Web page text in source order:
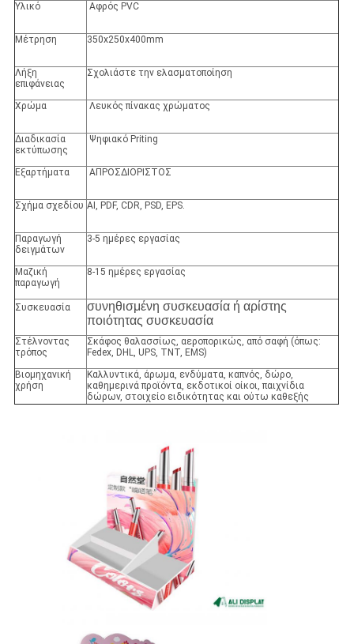
Υλικό
Αφρός PVC
Μέτρηση 350x250x400mm
Λήξη
επιφάνειας
Σχολιάστε την ελασματοποίηση
Χρώμα Λευκός πίνακας χρώματος
Διαδικασία
εκτύπωσης
Ψηφιακό Priting
Εξαρτήματα ΑΠΡΟΣΔΙΟΡΙΣΤΟΣ
Σχήμα σχεδίου AI, PDF, CDR, PSD, EPS.
Παραγωγή
δειγμάτων
3-5 ημέρες εργασίας
Μαζική
παραγωγή
8-15 ημέρες εργασίας
Συσκευασία
συνηθισμένη συσκευασία ή αρίστης
ποιότητας συσκευασία
Στέλνοντας
τρόπος
Σκάφος θαλασσίως, αεροπορικώς, από σαφή (όπως:
Fedex, DHL, UPS, TNT, EMS)
Βιομηχανική
χρήση
Καλλυντικά, άρωμα, ενδύματα, καπνός, δώρο,
καθημερινά προϊόντα, εκδοτικοί οίκοι, παιχνίδια
δώρων, στοιχείο ειδικότητας και ούτω καθεξής